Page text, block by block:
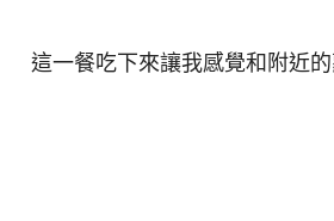
這一餐吃下來讓我感覺和附近